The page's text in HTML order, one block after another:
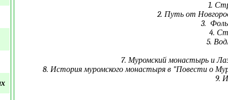
1.
2. Путь от
3.
4.
5.
7. Муромский монастырь и
8. История муромского монастыря в "Повести о
9.